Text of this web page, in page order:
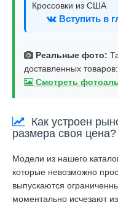
Кроссовки из США
Вступить в
Реальные фото:
доставленных товаров:
Смотреть
Как устроен
размера своя цена?
Модели из нашего
которые невозможно
выпускаются
моментально исчезают